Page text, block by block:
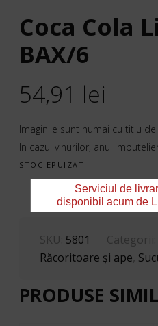
Coca Cola
BAX/6
54,91 lei
Imaginile sunt numai cu titlu
In cazul vinurilor, anul
STOC EPUIZAT
SKU: 5801 Categorii:
Răcoritoare şi ape
PRODUSE
Serviciul de
disponibil acum de